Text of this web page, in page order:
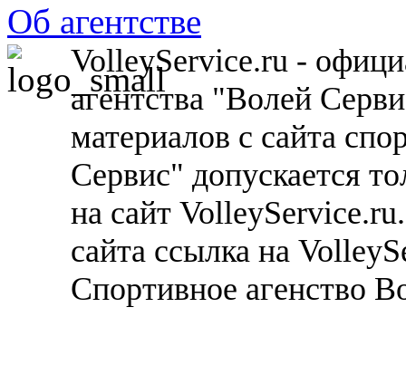
Об агентстве
VolleyService.ru -
агентства "Волей
материалов с сайта
Сервис" допускается
на сайт
сайта ссылка на
Спортивное агенство